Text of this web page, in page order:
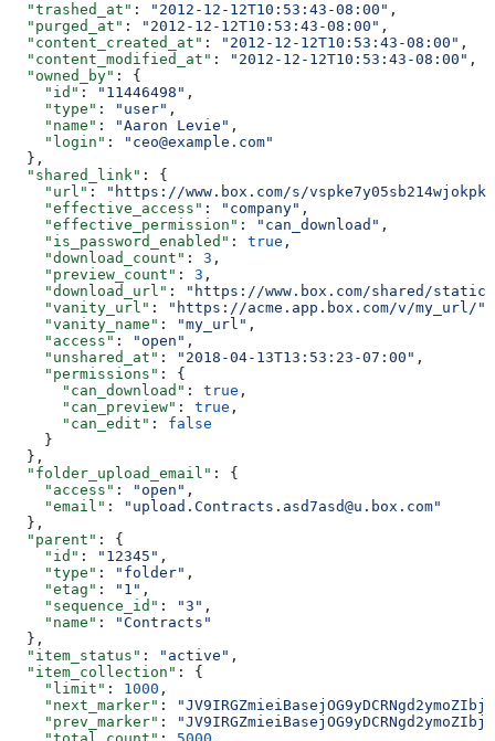
  "trashed_at"
: "2012-12-12T10:53:43-08:00" ,
  "purged_at"
: "2012-12-12T10:53:43-08:00" ,
  "content_created_at"
: "2012-12-12T10:53:43-08:00" ,
  "content_modified_at"
: "2012-12-12T10:53:43-08:00" ,
  "owned_by"
: {
    "id"
: "11446498" ,
    "type"
: "user" ,
    "name"
: "Aaron Levie" ,
    "login"
:
"ceo@example.com"
  },
  "shared_link"
: {
    "url"
:
"https://www.box.com/s/vspke7y05sb214wjokpk"
    "effective_access"
: "company" ,
    "effective_permission"
: "can_download" ,
    "is_password_enabled"
: true ,
    "download_count"
: 3 ,
    "preview_count"
: 3 ,
    "download_url"
:
"https://www.box.com/shared/
    "vanity_url"
: "https://acme.app.box.com/v/my_url/"
    "vanity_name"
: "my_url" ,
    "access"
: "open" ,
    "unshared_at"
: "2018-04-13T13:53:23-07:00" ,
    "permissions"
: {
      "can_download"
: true ,
      "can_preview"
: true ,
      "can_edit"
: false
    }
  },
  "folder_upload_email"
: {
    "access"
: "open" ,
    "email"
:
"upload.Contracts.asd7asd@u.box.com"
  },
  "parent"
: {
    "id"
: "12345" ,
    "type"
: "folder" ,
    "etag"
: "1" ,
    "sequence_id"
: "3" ,
    "name"
:
"Contracts"
  },
  "item_status"
: "active" ,
  "item_collection"
: {
    "limit"
: 1000 ,
    "next_marker"
:
    "prev_marker"
: